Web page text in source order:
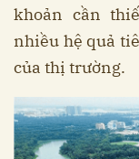
khoản cần
nhiều hệ quả
của thị trường.